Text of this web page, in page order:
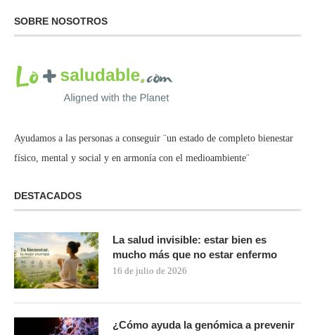
SOBRE NOSOTROS
Ayudamos a las personas a conseguir ¨un estado de completo bienestar
físico, mental y social y en armonía con el medioambiente¨
DESTACADOS
La salud invisible: estar bien es
mucho más que no estar enfermo
16 de julio de 2026
¿Cómo ayuda la genómica a prevenir